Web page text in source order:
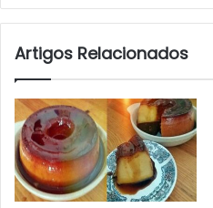
Artigos Relacionados